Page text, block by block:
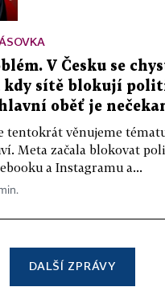
V Česku se
kdy sítě blokují
oběť je
tentokrát věnujeme
Meta začala blokovat
a Instagramu a...
DALŠÍ ZPRÁVY